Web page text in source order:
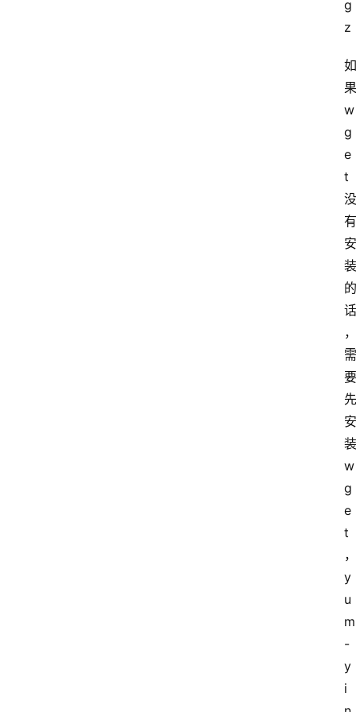
g
z
如
果
w
g
e
t
没
有
安
装
的
话
，
需
要
先
安
装
w
g
e
t
，
y
u
m
-
y
i